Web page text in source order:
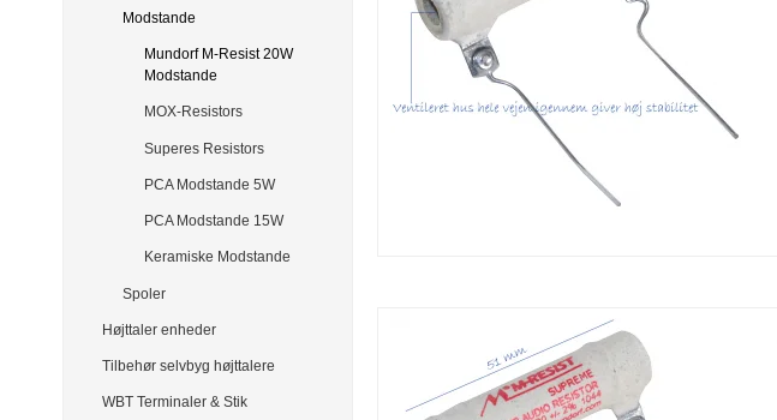
Modstande
Mundorf M-Resist 20W
Modstande
MOX-Resistors
Superes Resistors
PCA Modstande 5W
PCA Modstande 15W
Keramiske Modstande
Spoler
Højttaler enheder
Tilbehør selvbyg højttalere
WBT Terminaler & Stik